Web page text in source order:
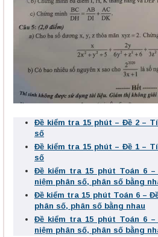
Đề kiểm tra 15 phút – Đề 2 –
số
Đề kiểm tra 15 phút – Đề 1 –
số
Đề kiểm tra 15 phút Toán 6
niệm phân số, phân số bằng
Đề kiểm tra 15 phút Toán 6 –
phân số, phân số bằng nhau
Đề kiểm tra 15 phút Toán 6
niệm phân số, phân số bằng